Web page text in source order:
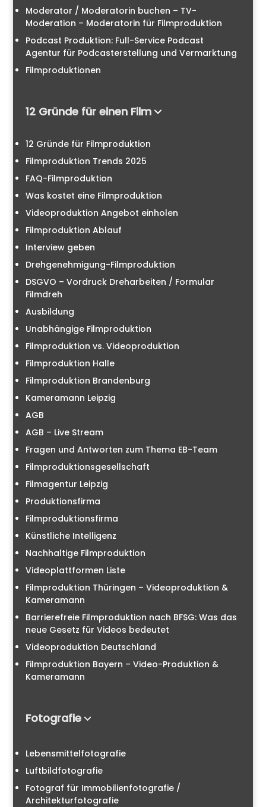
Moderator / Moderatorin buchen – TV-
Moderation – Moderatorin für Filmproduktion
Podcast Produktion: Full-Service Podcast
Agentur für Podcasterstellung und Vermarktung
Filmproduktionen
12 Gründe für einen Film
12 Gründe für Filmproduktion
Filmproduktion Trends 2025
FAQ-Filmproduktion
Was kostet eine Filmproduktion
Videoproduktion Angebot einholen
Filmproduktion Ablauf
Interview geben
Drehgenehmigung-Filmproduktion
DSGVO – Vordruck Dreharbeiten / Formular
Filmdreh
Ausbildung
Unabhängige Filmproduktion
Filmproduktion vs. Videoproduktion
Filmproduktion Halle
Filmproduktion Brandenburg
Kameramann Leipzig
AGB
AGB – Live Stream
Fragen und Antworten zum Thema EB-Team
Filmproduktionsgesellschaft
Filmagentur Leipzig
Produktionsfirma
Filmproduktionsfirma
Künstliche Intelligenz
Nachhaltige Filmproduktion
Videoplattformen Liste
Filmproduktion Thüringen – Videoproduktion &
Kameramann
Barrierefreie Filmproduktion nach BFSG: Was das
neue Gesetz für Videos bedeutet
Videoproduktion Deutschland
Filmproduktion Bayern – Video-Produktion &
Kameramann
Fotografie
Lebensmittelfotografie
Luftbildfotografie
Fotograf für Immobilienfotografie /
Architekturfotografie